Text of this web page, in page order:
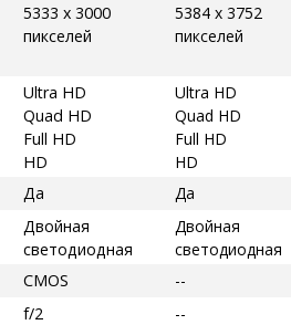
5333 x 3000
пикселей
5384 x 3752
пикселей
Ultra HD
Quad HD
Full HD
HD
Ultra HD
Quad HD
Full HD
HD
Да
Да
Двойная
светодиодная
Двойная
светодиодная
CMOS
--
f/2
--